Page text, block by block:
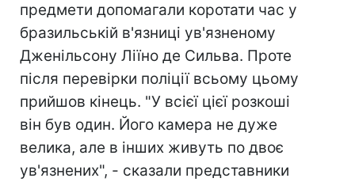
предмети допомагали коротати час у
бразильській в'язниці ув'язненому
Дженільсону Ліїно де Сильва. Проте
після перевірки поліції всьому цьому
прийшов кінець. "У всієї цієї розкоші
він був один. Його камера не дуже
велика, але в інших живуть по двоє
ув'язнених", - сказали представники